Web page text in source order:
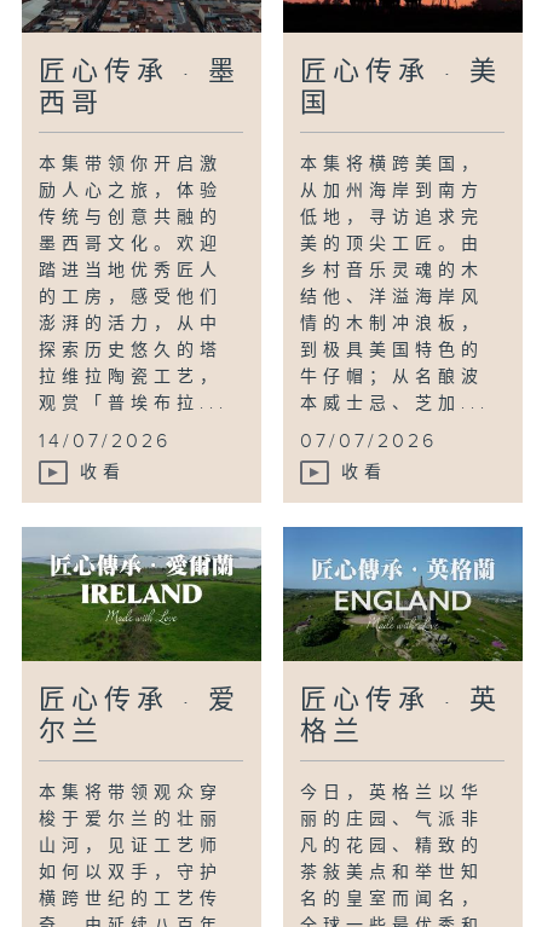
yourself in the rich heritage of
distinct, influential style of
France. From the meticulous
handiwork of a Parisian
glovemaker to the culinary
expertise of a distinguished
chef, these skilled craftspeople
create timeless masterpieces
that reflect both innovation and
a deep-rooted connection to
heritage- Whether making the
perfect macaron, crafting an
age-old tool for shepherds,
and stone works of art, or
producing wines from historic
passion, and elegant taste of
French craftsmanship.
匠心传承 · 墨
西哥
本集带领你开启激
励人心之旅，体验
传统与创意共融的
墨西哥文化。欢迎
踏进当地优秀匠人
的工房，感受他们
澎湃的活力，从中
探索历史悠久的塔
拉维拉陶瓷工艺，
观赏「普埃布拉...
14/07/2026
收看
匠心传承 · 美
国
本集将横跨美国，
从加州海岸到南方
低地，寻访追求完
美的顶尖工匠。由
乡村音乐灵魂的木
结他、洋溢海岸风
情的木制冲浪板，
到极具美国特色的
牛仔帽；从名酿波
本威士忌、芝加...
07/07/2026
收看
匠心传承 · 爱
尔兰
本集将带领观众穿
梭于爱尔兰的壮丽
山河，见证工艺师
如何以双手，守护
横跨世纪的工艺传
匠心传承 · 英
格兰
今日，英格兰以华
丽的庄园、气派非
凡的花园、精致的
茶敍美点和举世知
名的皇室而闻名，